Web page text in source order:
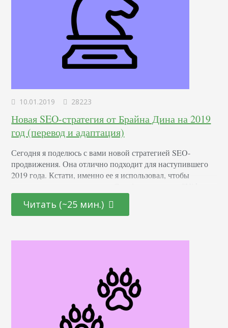
10.01.2019 28223
Новая SEO-стратегия от Брайна Дина на 2019
год (перевод и адаптация)
Сегодня я поделюсь с вами новой стратегией SEO-
продвижения. Она отлично подходит для наступившего
2019 года. Кстати, именно ее я использовал, чтобы
SEO". … и для "keyword research tool". Стратегия
включает в себя 9 этапов. А в конце я дам вам два
Читать (~25 мин.)